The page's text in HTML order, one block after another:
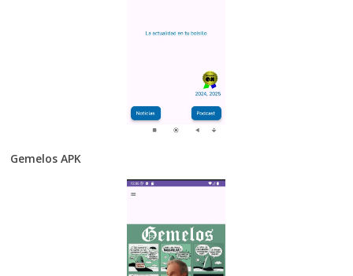
Gemelos APK